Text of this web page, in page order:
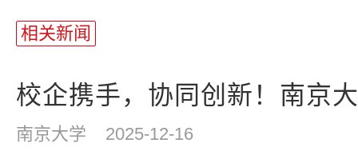
相关新闻
校企携手，协同创新！南京
南京大学 2025-12-16